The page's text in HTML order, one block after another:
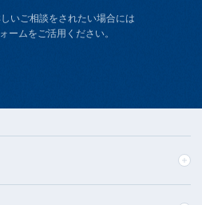
いご相談をされたい場合には
ームをご活用ください。